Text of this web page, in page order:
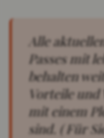
Alle aktuellen Inhaber eines Plex-
Passes mit
behalten
Vorteile und
mit einem
sind. ( Für